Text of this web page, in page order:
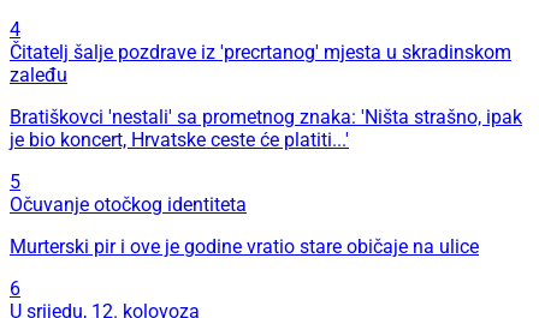
4
Čitatelj šalje pozdrave iz 'precrtanog' mjesta u skradinskom
zaleđu
Bratiškovci 'nestali' sa prometnog znaka: 'Ništa strašno, ipak
je bio koncert, Hrvatske ceste će platiti...'
5
Očuvanje otočkog identiteta
Murterski pir i ove je godine vratio stare običaje na ulice
6
U srijedu, 12. kolovoza